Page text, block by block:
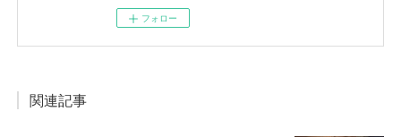
フォロー
関連記事